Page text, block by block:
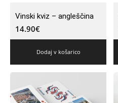
Vinski kviz – angleščina
14.90€
Dodaj v košarico